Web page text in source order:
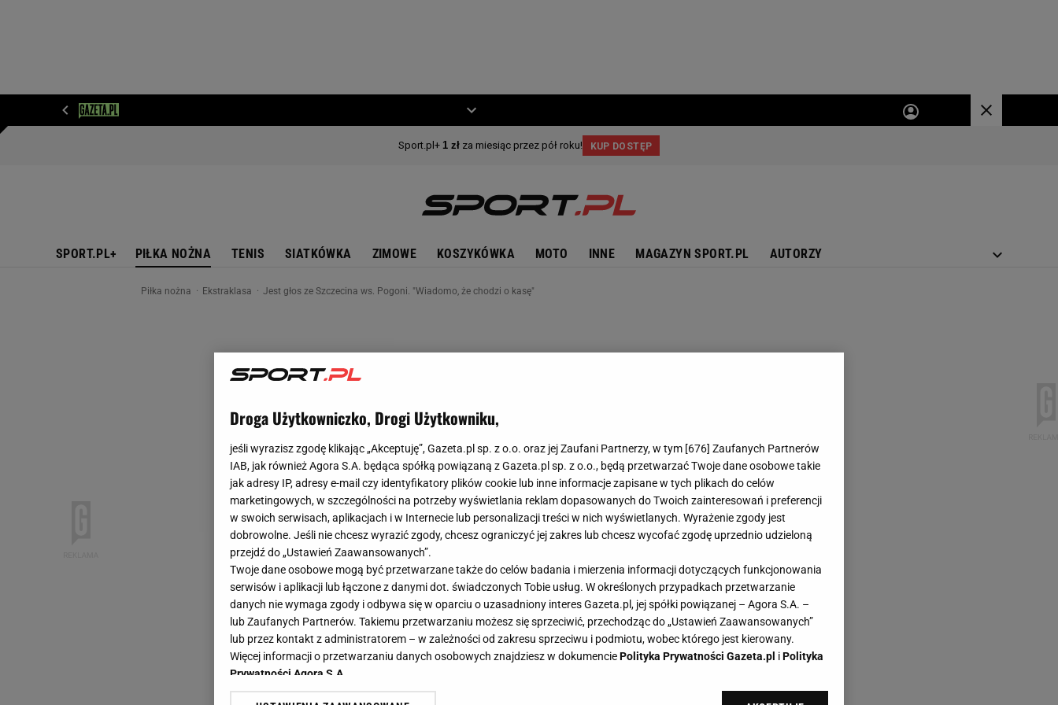
SPORT.PL+ PIŁKA NOŻNA TENIS SIATKÓWKA ZIMOWE KOSZYKÓWKA MOTO INNE MAGAZYN SPORT.PL AUTORZY
Piłka nożna Ekstraklasa Jest głos ze Szczecina ws. Pogoni. "Wiadomo, że chodzi o kasę"
Droga Użytkowniczko, Drogi Użytkowniku,
jeśli wyrazisz zgodę klikając „Akceptuję”, Gazeta.pl sp. z o.o. oraz jej Zaufani Partnerzy, w tym [676] Zaufanych Partnerów
IAB, jak również Agora S.A. będąca spółką powiązaną z Gazeta.pl sp. z o.o., będą przetwarzać Twoje dane osobowe takie
jak adresy IP, adresy e-mail czy identyfikatory plików cookie lub inne informacje zapisane w tych plikach do celów
marketingowych, w szczególności na potrzeby wyświetlania reklam dopasowanych do Twoich zainteresowań i preferencji
w swoich serwisach, aplikacjach i w Internecie lub personalizacji treści w nich wyświetlanych. Wyrażenie zgody jest
dobrowolne. Jeśli nie chcesz wyrazić zgody, chcesz ograniczyć jej zakres lub chcesz wycofać zgodę uprzednio udzieloną
przejdź do „Ustawień Zaawansowanych”.
Twoje dane osobowe mogą być przetwarzane także do celów badania i mierzenia informacji dotyczących funkcjonowania
serwisów i aplikacji lub łączone z danymi dot. świadczonych Tobie usług. W określonych przypadkach przetwarzanie
danych nie wymaga zgody i odbywa się w oparciu o uzasadniony interes Gazeta.pl, jej spółki powiązanej – Agora S.A. –
lub Zaufanych Partnerów. Takiemu przetwarzaniu możesz się sprzeciwić, przechodząc do „Ustawień Zaawansowanych”
lub przez kontakt z administratorem – w zależności od zakresu sprzeciwu i podmiotu, wobec którego jest kierowany.
Więcej informacji o przetwarzaniu danych osobowych znajdziesz w dokumenciePolityka Prywatności Gazeta.pl iPolityka
Prywatności Agora S.A.